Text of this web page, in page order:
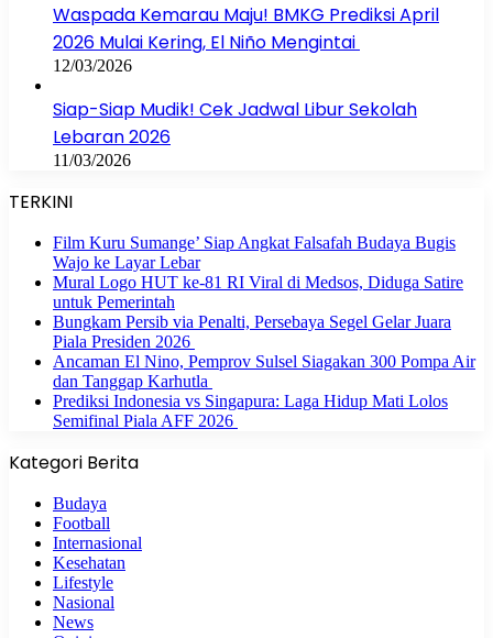
Waspada Kemarau Maju! BMKG Prediksi April
2026 Mulai Kering, El Niño Mengintai
12/03/2026
Siap-Siap Mudik! Cek Jadwal Libur Sekolah
Lebaran 2026
11/03/2026
TERKINI
Film Kuru Sumange’ Siap Angkat Falsafah Budaya Bugis
Wajo ke Layar Lebar
Mural Logo HUT ke-81 RI Viral di Medsos, Diduga Satire
untuk Pemerintah
Bungkam Persib via Penalti, Persebaya Segel Gelar Juara
Piala Presiden 2026
Ancaman El Nino, Pemprov Sulsel Siagakan 300 Pompa Air
dan Tanggap Karhutla
Prediksi Indonesia vs Singapura: Laga Hidup Mati Lolos
Semifinal Piala AFF 2026
Kategori Berita
Budaya
Football
Internasional
Kesehatan
Lifestyle
Nasional
News